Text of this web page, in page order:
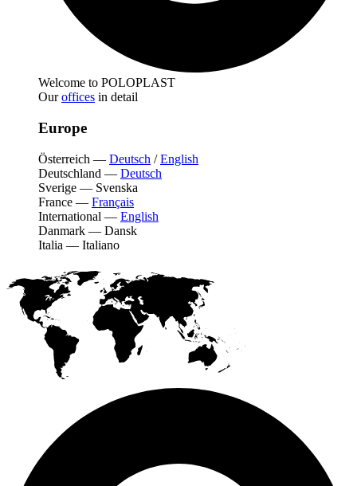
Welcome to POLOPLAST
Ouroffices in detail
Europe
Österreich — Deutsch /English
Deutschland — Deutsch
Sverige — Svenska
France — Français
International — English
Danmark — Dansk
Italia — Italiano